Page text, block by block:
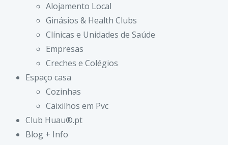
Alojamento Local
Ginásios & Health Clubs
Clínicas e Unidades de Saúde
Empresas
Creches e Colégios
Espaço casa
Cozinhas
Caixilhos em Pvc
Club Huau®.pt
Blog + Info